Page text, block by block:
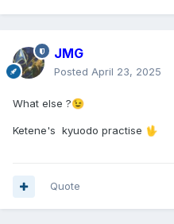
JMG
Posted April 23, 2025
What else ?😉
Ketene's kyuodo practise 🖖
Quote